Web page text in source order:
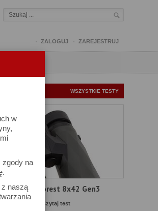
w
zgody na
z naszą
ZALOGUJ ZAREJESTRUJ
WSZYSTKIE TESTY
Optical Forest 8x42 Gen3
Czytaj test